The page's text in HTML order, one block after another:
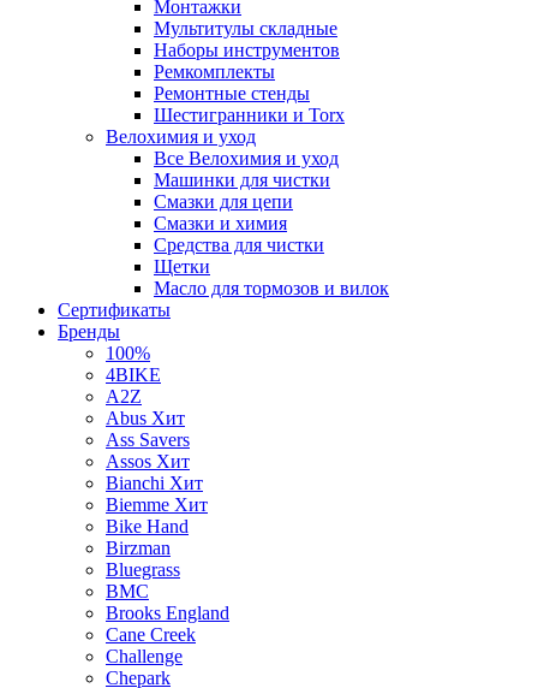
Монтажки
Мультитулы складные
Наборы инструментов
Ремкомплекты
Ремонтные стенды
Шестигранники и Torx
Велохимия и уход
Все Велохимия и уход
Машинки для чистки
Смазки для цепи
Смазки и химия
Средства для чистки
Щетки
Масло для тормозов и вилок
Сертификаты
Бренды
100%
4BIKE
A2Z
Abus Хит
Ass Savers
Assos Хит
Bianchi Хит
Biemme Хит
Bike Hand
Birzman
Bluegrass
BMC
Brooks England
Cane Creek
Challenge
Chepark